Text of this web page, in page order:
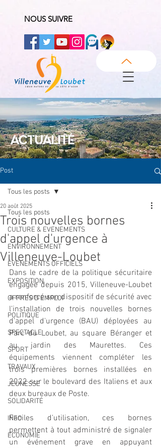
NOUS SUIVRE
ACTUALITÉ
Post
Tous les posts
CULTURE & EVENEMENTS
ENVIRONNEMENT
ÉVÉNEMENTS OFFICIELS
EXPOSITION
OFFRES D'EMPLOI
POLITIQUE
SPECTACLE
SPORT
TRAVAUX
JEUNESSE
SOLIDARITÉ
INFO
ECONOMIE
Tous les posts
Trois nouvelles bornes
d'appel d'urgence à
Villeneuve-Loubet
20 août 2025
Dans le cadre de la politique sécuritaire
engagée depuis 2015, Villeneuve-Loubet
a renforcé son dispositif de sécurité avec
l'installation de trois nouvelles bornes
d'appel d'urgence (BAU) déployées au
Parc du Loubet, au square Béranger et
au jardin des Maurettes. Ces
équipements viennent compléter les
trois premières bornes installées en
2022 sur le boulevard des Italiens et aux
deux bureaux de Poste.
Faciles d'utilisation, ces bornes
permettent à tout administré de signaler
un événement grave en appuyant